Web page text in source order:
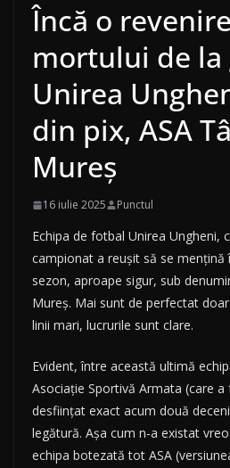
Încă o
mortului de la
Unirea
din pix, ASA
Mureș
16 iulie 2025 Punctul
Echipa de fotbal Unirea Ungheni,
campionat a reușit să se mențină
sezon, aproape sigur, sub
Mureș. Mai sunt de perfectat
linii mari, lucrurile sunt clare.
Evident, între această ultimă
Asociație Sportivă Armata (care
desființat exact acum două
legătură. Așa cum n-a existat
echipa botezată tot ASA